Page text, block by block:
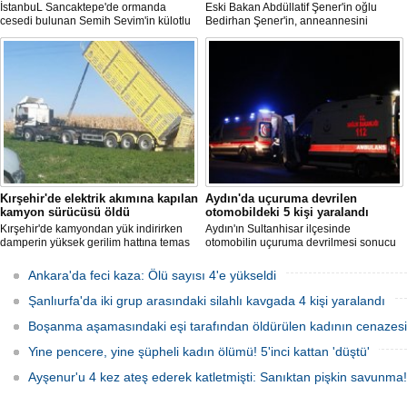
İstanbuL Sancaktepe'de ormanda
cesedi bulunan Semih Sevim'in külotlu
çorapla boğularak öldürüldüğü
iddiasına ilişkin sanık Seçil Çiftçi'ye
verilen 'ağırlaştırılmış müebbet' ve
babası hakkındaki 'müebbet' kararı,
istinaf mahkemesi onadı.
Eski Bakan Abdüllatif Şener'in oğlu
Bedirhan Şener'in, anneannesini
öldürmesine ilişkin davada karar
çekerken, Şener'e verilen ceza belli
Kırşehir'de elektrik akımına kapılan
kamyon sürücüsü öldü
Kırşehir'de kamyondan yük indirirken
damperin yüksek gerilim hattına temas
sürücü hayatını kaybetti.
Aydın'da uçuruma devrilen
otomobildeki 5 kişi yaralandı
Aydın'ın Sultanhisar ilçesinde
otomobilin uçuruma devrilmesi sonucu
Ankara'da feci kaza: Ölü sayısı 4'e yükseldi
Şanlıurfa'da iki grup arasındaki silahlı kavgada 4 kişi yaralandı
Boşanma aşamasındaki eşi tarafından öldürülen kadının
Yine pencere, yine şüpheli kadın ölümü! 5'inci kattan 'düştü'
Ayşenur'u 4 kez ateş ederek katletmişti: Sanıktan pişkin savunma!